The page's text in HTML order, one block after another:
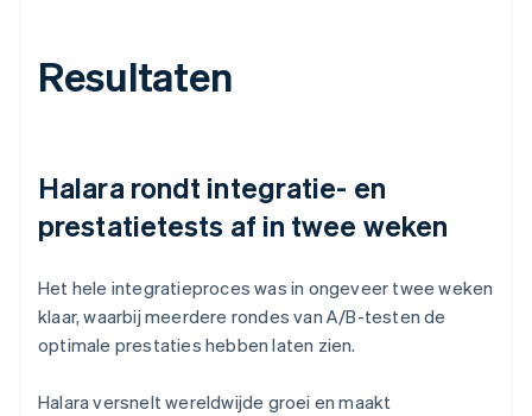
Resultaten
Halara rondt integratie- en
prestatietests af in twee weken
Het hele integratieproces was in ongeveer twee weken
klaar, waarbij meerdere rondes van A/B-testen de
optimale prestaties hebben laten zien.
Halara versnelt wereldwijde groei en maakt